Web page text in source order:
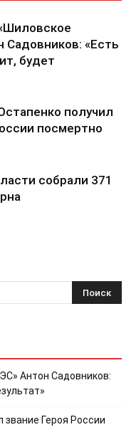
«Есть
будет
получил
посмертно
собрали 371
Антон Садовников:
звание Героя России